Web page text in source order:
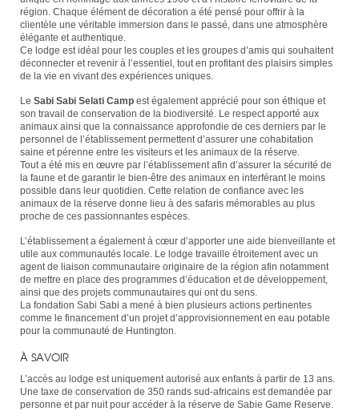
région. Chaque élément de décoration a été pensé pour offrir à la
clientèle une véritable immersion dans le passé, dans une atmosphère
élégante et authentique.
Ce lodge est idéal pour les couples et les groupes d’amis qui souhaitent
déconnecter et revenir à l’essentiel, tout en profitant des plaisirs simples
de la vie en vivant des expériences uniques.
Le Sabi Sabi Selati Camp est également apprécié pour son éthique et
son travail de conservation de la biodiversité. Le respect apporté aux
animaux ainsi que la connaissance approfondie de ces derniers par le
personnel de l’établissement permettent d’assurer une cohabitation
saine et pérenne entre les visiteurs et les animaux de la réserve.
Tout a été mis en œuvre par l’établissement afin d’assurer la sécurité de
la faune et de garantir le bien-être des animaux en interférant le moins
possible dans leur quotidien. Cette relation de confiance avec les
animaux de la réserve donne lieu à des safaris mémorables au plus
proche de ces passionnantes espèces.
L’établissement a également à cœur d’apporter une aide bienveillante et
utile aux communautés locale. Le lodge travaille étroitement avec un
agent de liaison communautaire originaire de la région afin notamment
de mettre en place des programmes d’éducation et de développement,
ainsi que des projets communautaires qui ont du sens.
La fondation Sabi Sabi a mené à bien plusieurs actions pertinentes
comme le financement d’un projet d’approvisionnement en eau potable
pour la communauté de Huntington.
À SAVOIR
L’accès au lodge est uniquement autorisé aux enfants à partir de 13 ans.
Une taxe de conservation de 350 rands sud-africains est demandée par
personne et par nuit pour accéder à la réserve de Sabie Game Reserve.